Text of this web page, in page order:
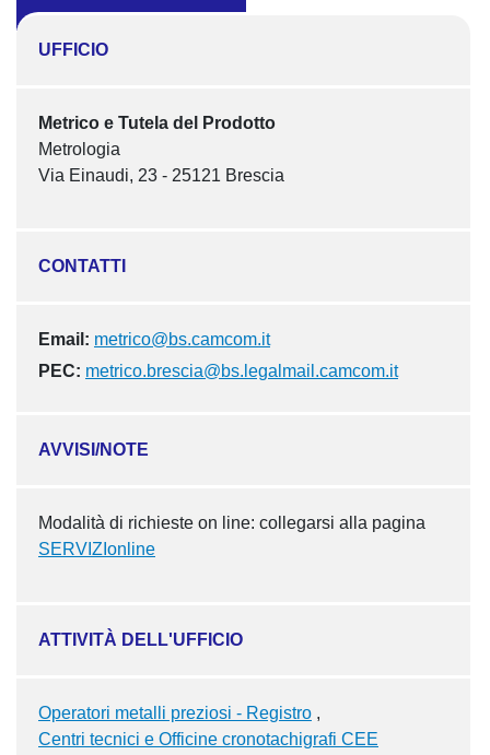
UFFICIO
Metrico e Tutela del Prodotto
Metrologia
Via Einaudi, 23 - 25121 Brescia
CONTATTI
Email: metrico@bs.camcom.it
PEC: metrico.brescia@bs.legalmail.camcom.it
AVVISI/NOTE
Modalità di richieste on line: collegarsi alla pagina
SERVIZIonline
ATTIVITÀ DELL'UFFICIO
Operatori metalli preziosi - Registro
Centri tecnici e Officine cronotachigrafi CEE